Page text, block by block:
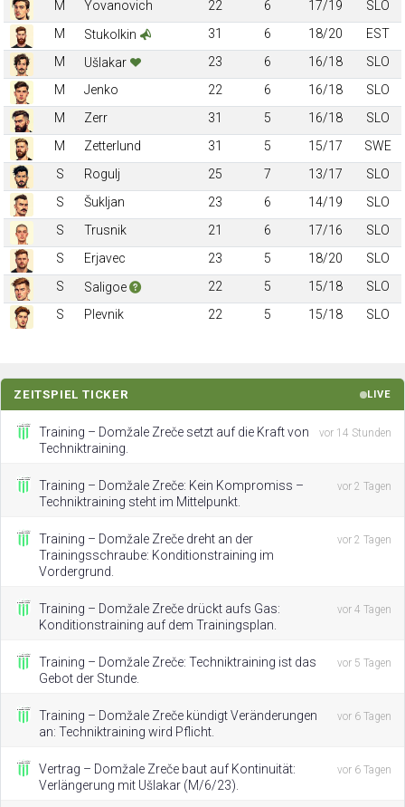
M
Yovanovich 22 6 17/19
SLO
M
Stukolkin 31 6 18/20
EST
M
Ušlakar 23 6 16/18
SLO
M
Jenko 22 6 16/18
SLO
M
Zerr 31 5 16/18
SLO
M
Zetterlund 31 5 15/17
SWE
S
Rogulj 25 7 13/17
SLO
S
Šukljan 23 6 14/19
SLO
S
Trusnik 21 6 17/16
SLO
S
Erjavec 23 5 18/20
SLO
S
Saligoe 22 5 15/18
SLO
S
Plevnik 22 5 15/18 SLO
ZEITSPIEL TICKER LIVE
Training – Domžale Zreče setzt auf die Kraft von
Techniktraining.
vor 14 Stunden
Training – Domžale Zreče: Kein Kompromiss –
Techniktraining steht im Mittelpunkt.
vor 2 Tagen
Training – Domžale Zreče dreht an der
Trainingsschraube: Konditionstraining im
Vordergrund.
vor 2 Tagen
Training – Domžale Zreče drückt aufs Gas:
Konditionstraining auf dem Trainingsplan.
vor 4 Tagen
Training – Domžale Zreče: Techniktraining ist das
Gebot der Stunde.
vor 5 Tagen
Training – Domžale Zreče kündigt Veränderungen
an: Techniktraining wird Pflicht.
vor 6 Tagen
Vertrag – Domžale Zreče baut auf Kontinuität:
Verlängerung mit Ušlakar (M/6/23).
vor 6 Tagen